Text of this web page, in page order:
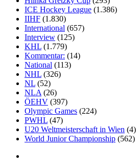
ICE Hockey League (1.386)
IIHF (1.830)
International (657)
Interview (125)
KHL (1.779)
Kommentar: (14)
National (113)
NHL (326)
NL (52)
NLA (26)
ÖEHV (397)
Olympic Games (224)
PWHL (47)
U20 Weltmeisterschaft in Wien (4)
World Junior Championship (562)